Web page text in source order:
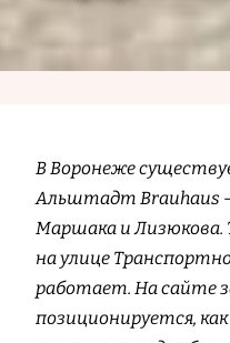
В Воронеже
Альштадт Вrauhaus
Маршака и Лизюкова.
на улице
работает. На сайте
позиционируется,